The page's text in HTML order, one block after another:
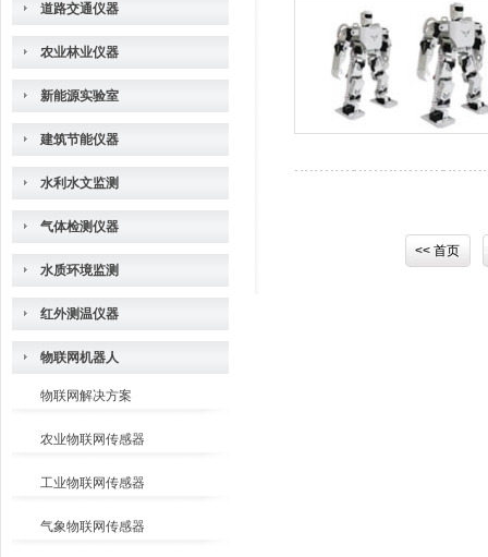
道路交通仪器
农业林业仪器
新能源实验室
建筑节能仪器
水利水文监测
气体检测仪器
水质环境监测
红外测温仪器
物联网机器人
物联网解决方案
农业物联网传感器
工业物联网传感器
气象物联网传感器
<< 首页